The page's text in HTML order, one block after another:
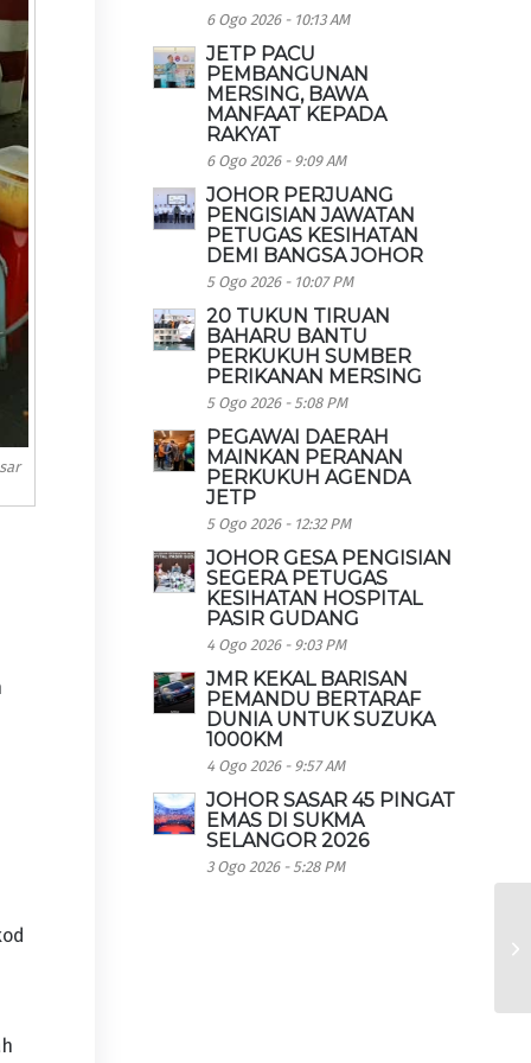
6 Ogo 2026 - 10:13 AM
JETP PACU
PEMBANGUNAN
MERSING, BAWA
MANFAAT KEPADA
RAKYAT
6 Ogo 2026 - 9:09 AM
JOHOR PERJUANG
PENGISIAN JAWATAN
PETUGAS KESIHATAN
DEMI BANGSA JOHOR
5 Ogo 2026 - 10:07 PM
20 TUKUN TIRUAN
BAHARU BANTU
PERKUKUH SUMBER
PERIKANAN MERSING
5 Ogo 2026 - 5:08 PM
PEGAWAI DAERAH
MAINKAN PERANAN
PERKUKUH AGENDA
JETP
5 Ogo 2026 - 12:32 PM
JOHOR GESA PENGISIAN
SEGERA PETUGAS
KESIHATAN HOSPITAL
PASIR GUDANG
4 Ogo 2026 - 9:03 PM
JMR KEKAL BARISAN
PEMANDU BERTARAF
DUNIA UNTUK SUZUKA
1000KM
4 Ogo 2026 - 9:57 AM
JOHOR SASAR 45 PINGAT
EMAS DI SUKMA
SELANGOR 2026
3 Ogo 2026 - 5:28 PM